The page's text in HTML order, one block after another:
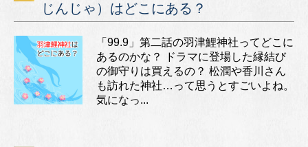
じんじゃ）はどこにある？
「99.9」第二話の羽津鯉神社ってどこに
あるのかな？ ドラマに登場した縁結び
の御守りは買えるの？ 松潤や香川さん
も訪れた神社…って思うとすごいよね。
気になっ...